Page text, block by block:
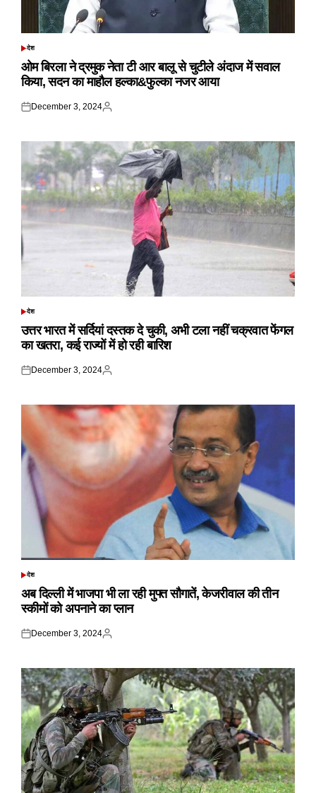
POSTED
देश
ओम बिरला ने द्रमुक नेता टी आर बालू से चुटीले अंदाज में सवाल
किया, सदन का माहौल हल्का&फुल्का नजर आया
Posted
December 3, 2024
Posted
POSTED
देश
उत्तर भारत में सर्दियां दस्तक दे चुकी, अभी टला नहीं चक्रवात फेंगल
का खतरा, कई राज्यों में हो रही बारिश
Posted
December 3, 2024
Posted
POSTED
देश
अब दिल्ली में भाजपा भी ला रही मुफ्त सौगातें, केजरीवाल की तीन
स्कीमों को अपनाने का प्लान
Posted
December 3, 2024
Posted